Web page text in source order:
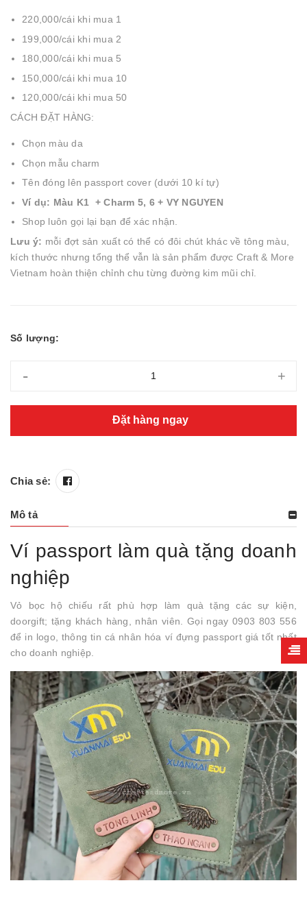
220,000/cái khi mua 1
199,000/cái khi mua 2
180,000/cái khi mua 5
150,000/cái khi mua 10
120,000/cái khi mua 50
CÁCH ĐẶT HÀNG:
Chọn màu da
Chọn mẫu charm
Tên đóng lên passport cover (dưới 10 kí tự)
Ví dụ: Màu K1 + Charm 5, 6 + VY NGUYEN
Shop luôn gọi lại bạn để xác nhận.
Lưu ý: mỗi đợt sản xuất có thể có đôi chút khác về tông màu,
kích thước nhưng tổng thể vẫn là sản phẩm được Craft & More
Vietnam hoàn thiện chỉnh chu từng đường kim mũi chỉ.
Số lượng:
- +
Đặt hàng ngay
Chia sẻ:
Mô tả
Ví passport làm quà tặng doanh
nghiệp
Vỏ bọc hộ chiếu rất phù hợp làm quà tặng các sự kiện,
doorgift; tặng khách hàng, nhân viên. Gọi ngay 0903 803 556
để in logo, thông tin cá nhân hóa ví đựng passport giá tốt nhất
cho doanh nghiệp.